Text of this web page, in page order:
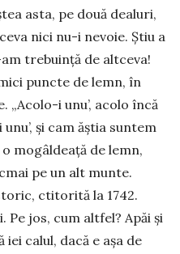
asta, pe două dealuri,
nici nu-i nevoie. Știu a
trebuință de altceva!
puncte de lemn, în
„Acolo-i unu’, acolo încă
și cam ăștia suntem
mogâldeață de lemn,
pe un alt munte.
ctitorită la 1742.
Pe jos, cum altfel? Apăi și
iei calul, dacă e așa de